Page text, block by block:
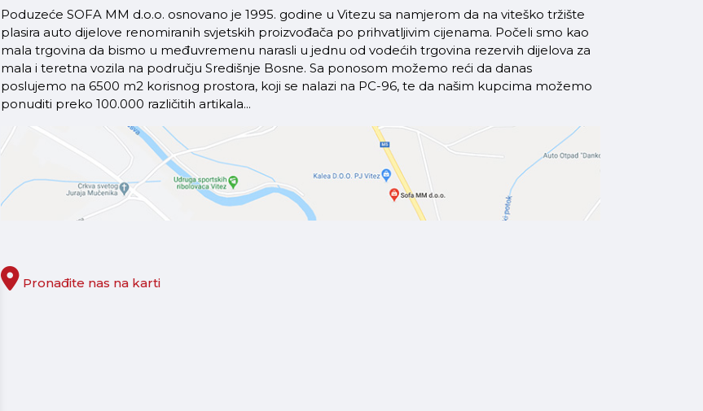
Poduzeće SOFA MM d.o.o. osnovano je 1995. godine u Vitezu sa namjerom da na viteško tržište
plasira auto dijelove renomiranih svjetskih proizvođača po prihvatljivim cijenama. Počeli smo kao
mala trgovina da bismo u međuvremenu narasli u jednu od vodećih trgovina rezervih dijelova za
mala i teretna vozila na području Središnje Bosne. Sa ponosom možemo reći da danas
poslujemo na 6500 m2 korisnog prostora, koji se nalazi na PC-96, te da našim kupcima možemo
ponuditi preko 100.000 različitih artikala...
Pronađite nas na karti